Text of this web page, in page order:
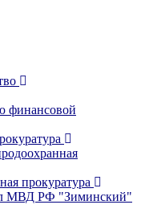
финансовой
прокуратура
МВД РФ "Зиминский"